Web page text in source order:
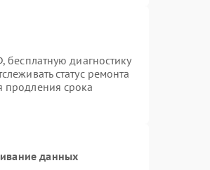
бесплатную диагностику
статус ремонта
продления срока
данных